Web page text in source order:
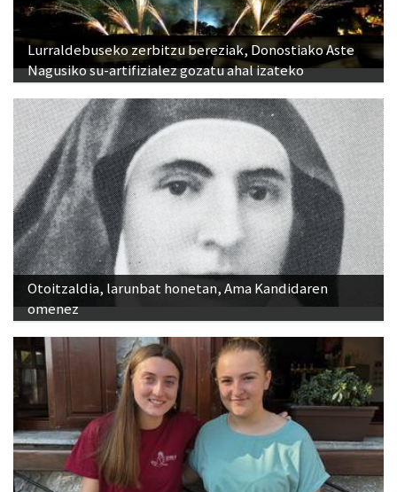
Lurraldebuseko zerbitzu bereziak, Donostiako Aste
Nagusiko su-artifizialez gozatu ahal izateko
Otoitzaldia, larunbat honetan, Ama Kandidaren
omenez